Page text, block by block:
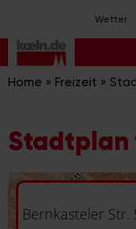
Inhalt
springen
Wetter
Home » Freizeit »
Stadtplan